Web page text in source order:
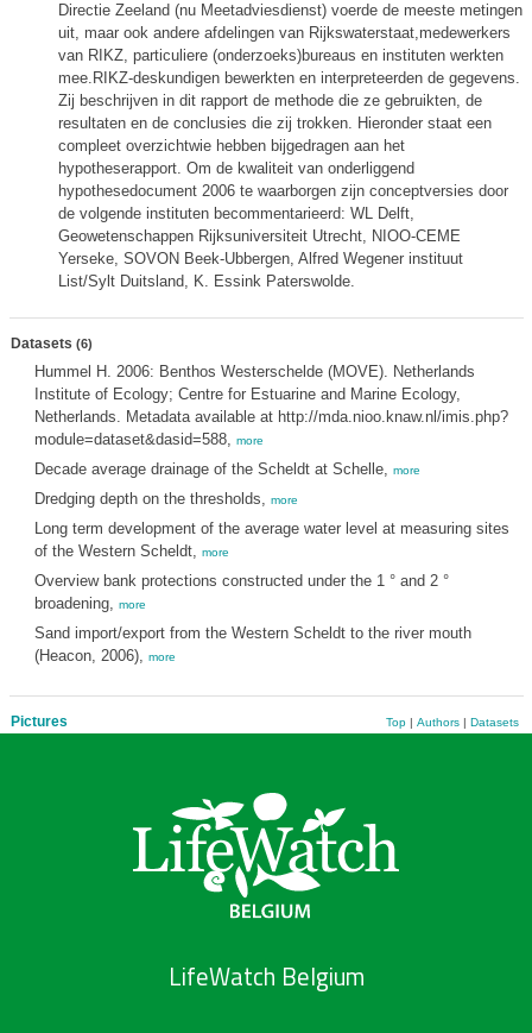
Directie Zeeland (nu Meetadviesdienst) voerde de meeste metingen
uit, maar ook andere afdelingen van Rijkswaterstaat,medewerkers
van RIKZ, particuliere (onderzoeks)bureaus en instituten werkten
mee.RIKZ-deskundigen bewerkten en interpreteerden de gegevens.
Zij beschrijven in dit rapport de methode die ze gebruikten, de
resultaten en de conclusies die zij trokken. Hieronder staat een
compleet overzichtwie hebben bijgedragen aan het
hypotheserapport. Om de kwaliteit van onderliggend
hypothesedocument 2006 te waarborgen zijn conceptversies door
de volgende instituten becommentarieerd: WL Delft,
Geowetenschappen Rijksuniversiteit Utrecht, NIOO-CEME
Yerseke, SOVON Beek-Ubbergen, Alfred Wegener instituut
List/Sylt Duitsland, K. Essink Paterswolde.
Datasets (6)
Hummel H. 2006: Benthos Westerschelde (MOVE). Netherlands
Institute of Ecology; Centre for Estuarine and Marine Ecology,
Netherlands. Metadata available at http://mda.nioo.knaw.nl/imis.php?
module=dataset&dasid=588, more
Decade average drainage of the Scheldt at Schelle, more
Dredging depth on the thresholds, more
Long term development of the average water level at measuring sites
of the Western Scheldt, more
Overview bank protections constructed under the 1 ° and 2 °
broadening, more
Sand import/export from the Western Scheldt to the river mouth
(Heacon, 2006), more
Pictures Top| Authors| Datasets
LifeWatch Belgium